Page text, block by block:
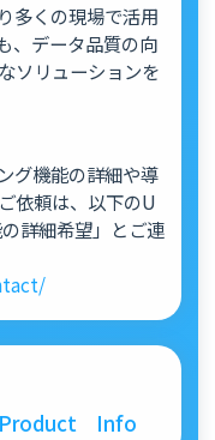
多くの現場で活用
、データ品質の向
ソリューションを
グ機能の詳細や導
依頼は、以下のU
詳細希望」とご連
Product Info